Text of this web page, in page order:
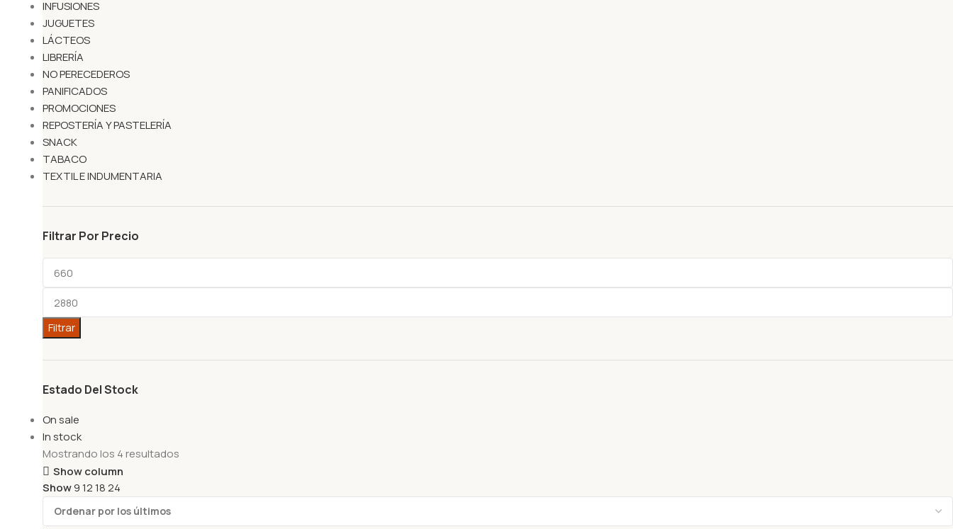
INFUSIONES
JUGUETES
LÁCTEOS
LIBRERÍA
NO PERECEDEROS
PANIFICADOS
PROMOCIONES
REPOSTERÍA Y PASTELERÍA
SNACK
TABACO
TEXTIL E INDUMENTARIA
Filtrar Por Precio
Filtrar
Estado Del Stock
On sale
In stock
Mostrando los 4 resultados
Show column
Show9121824